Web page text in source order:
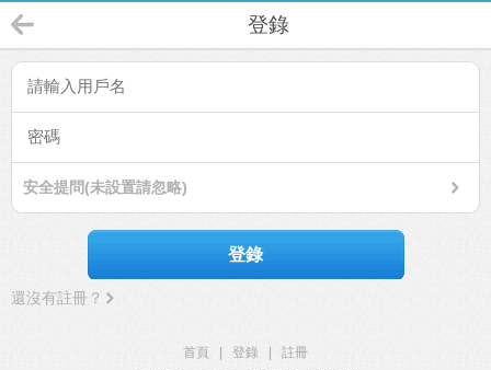
登錄
安全提問(未設置請忽略)
登錄
還沒有註冊？
首頁 登錄
註冊